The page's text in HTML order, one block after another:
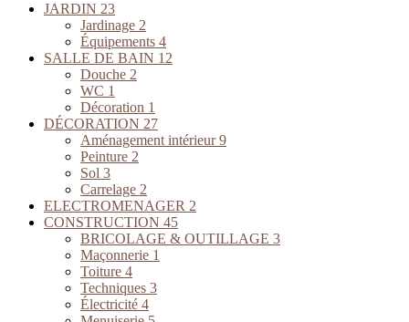
JARDIN 23
Jardinage 2
Équipements 4
SALLE DE BAIN 12
Douche 2
WC 1
Décoration 1
DÉCORATION 27
Aménagement intérieur9
Peinture 2
Sol 3
Carrelage 2
ELECTROMENAGER 2
CONSTRUCTION 45
BRICOLAGE & OUTILLAGE 3
Maçonnerie 1
Toiture 4
Techniques 3
Électricité 4